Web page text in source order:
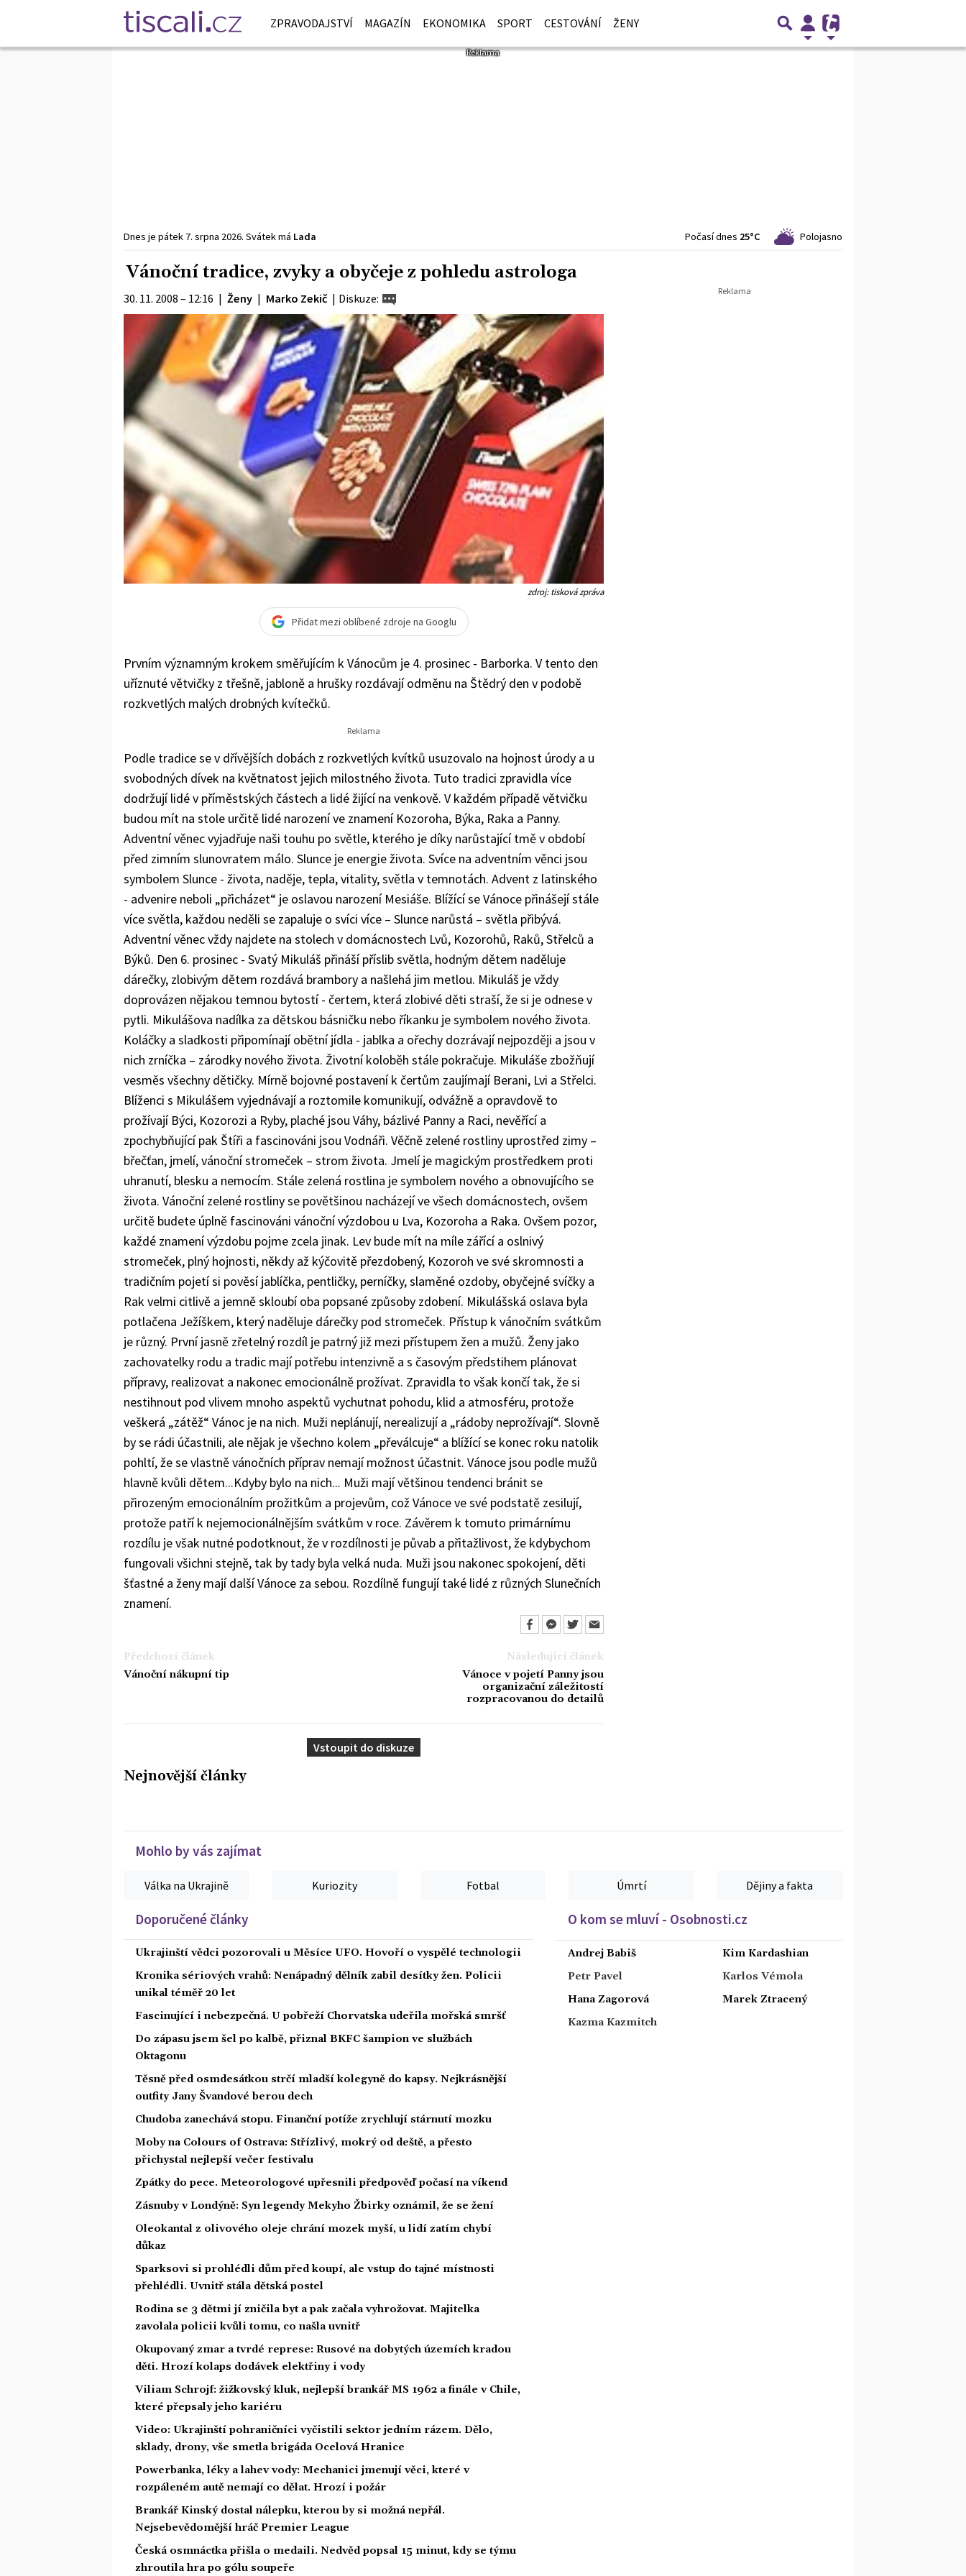
ZPRAVODAJSTVÍ MAGAZÍN EKONOMIKA SPORT CESTOVÁNÍ ŽENY
Dnes je pátek 7. srpna 2026. Svátek má Lada Počasí dnes 25°C Polojasno
Vánoční tradice, zvyky a obyčeje z pohledu astrologa
30. 11. 2008 – 12:16 | Ženy | Marko Zekič | Diskuze:
zdroj: tisková zpráva
Přidat mezi oblíbené zdroje na Googlu
Prvním významným krokem směřujícím k Vánocům je 4. prosinec - Barborka. V tento den
uříznuté větvičky z třešně, jabloně a hrušky rozdávají odměnu na Štědrý den v podobě
rozkvetlých malých drobných kvítečků.
Podle tradice se v dřívějších dobách z rozkvetlých kvítků usuzovalo na hojnost úrody a u
svobodných dívek na květnatost jejich milostného života. Tuto tradici zpravidla více
dodržují lidé v příměstských částech a lidé žijící na venkově. V každém případě větvičku
budou mít na stole určitě lidé narození ve znamení Kozoroha, Býka, Raka a Panny.
Adventní věnec vyjadřuje naši touhu po světle, kterého je díky narůstající tmě v období
před zimním slunovratem málo. Slunce je energie života. Svíce na adventním věnci jsou
symbolem Slunce - života, naděje, tepla, vitality, světla v temnotách. Advent z latinského
- advenire neboli „přicházet“ je oslavou narození Mesiáše. Blížící se Vánoce přinášejí stále
více světla, každou neděli se zapaluje o svíci více – Slunce narůstá – světla přibývá.
Adventní věnec vždy najdete na stolech v domácnostech Lvů, Kozorohů, Raků, Střelců a
Býků. Den 6. prosinec - Svatý Mikuláš přináší příslib světla, hodným dětem naděluje
dárečky, zlobivým dětem rozdává brambory a našlehá jim metlou. Mikuláš je vždy
doprovázen nějakou temnou bytostí - čertem, která zlobivé děti straší, že si je odnese v
pytli. Mikulášova nadílka za dětskou básničku nebo říkanku je symbolem nového života.
Koláčky a sladkosti připomínají obětní jídla - jablka a ořechy dozrávají nejpozději a jsou v
nich zrníčka – zárodky nového života. Životní koloběh stále pokračuje. Mikuláše zbožňují
vesměs všechny dětičky. Mírně bojovné postavení k čertům zaujímají Berani, Lvi a Střelci.
Blíženci s Mikulášem vyjednávají a roztomile komunikují, odvážně a opravdově to
prožívají Býci, Kozorozi a Ryby, plaché jsou Váhy, bázlivé Panny a Raci, nevěřící a
zpochybňující pak Štíři a fascinováni jsou Vodnáři. Věčně zelené rostliny uprostřed zimy –
břečťan, jmelí, vánoční stromeček – strom života. Jmelí je magickým prostředkem proti
uhranutí, blesku a nemocím. Stále zelená rostlina je symbolem nového a obnovujícího se
života. Vánoční zelené rostliny se povětšinou nacházejí ve všech domácnostech, ovšem
určitě budete úplně fascinováni vánoční výzdobou u Lva, Kozoroha a Raka. Ovšem pozor,
každé znamení výzdobu pojme zcela jinak. Lev bude mít na míle zářící a oslnivý
stromeček, plný hojnosti, někdy až kýčovitě přezdobený, Kozoroh ve své skromnosti a
tradičním pojetí si pověsí jablíčka, pentličky, perníčky, slaměné ozdoby, obyčejné svíčky a
Rak velmi citlivě a jemně skloubí oba popsané způsoby zdobení. Mikulášská oslava byla
potlačena Ježíškem, který naděluje dárečky pod stromeček. Přístup k vánočním svátkům
je různý. První jasně zřetelný rozdíl je patrný již mezi přístupem žen a mužů. Ženy jako
zachovatelky rodu a tradic mají potřebu intenzivně a s časovým předstihem plánovat
přípravy, realizovat a nakonec emocionálně prožívat. Zpravidla to však končí tak, že si
nestihnout pod vlivem mnoho aspektů vychutnat pohodu, klid a atmosféru, protože
veškerá „zátěž“ Vánoc je na nich. Muži neplánují, nerealizují a „rádoby neprožívají“. Slovně
by se rádi účastnili, ale nějak je všechno kolem „převálcuje“ a blížící se konec roku natolik
pohltí, že se vlastně vánočních příprav nemají možnost účastnit. Vánoce jsou podle mužů
hlavně kvůli dětem...Kdyby bylo na nich... Muži mají většinou tendenci bránit se
přirozeným emocionálním prožitkům a projevům, což Vánoce ve své podstatě zesilují,
protože patří k nejemocionálnějším svátkům v roce. Závěrem k tomuto primárnímu
rozdílu je však nutné podotknout, že v rozdílnosti je půvab a přitažlivost, že kdybychom
fungovali všichni stejně, tak by tady byla velká nuda. Muži jsou nakonec spokojení, děti
šťastné a ženy mají další Vánoce za sebou. Rozdílně fungují také lidé z různých Slunečních
znamení.
Předchozí článek
Vánoční nákupní tip
Následující článek
Vánoce v pojetí Panny jsou
organizační záležitostí
rozpracovanou do detailů
Vstoupit do diskuze
Nejnovější články
Mohlo by vás zajímat
Válka na Ukrajině Kuriozity Fotbal Úmrtí Dějiny a fakta
Doporučené články
Ukrajinští vědci pozorovali u Měsíce UFO. Hovoří o vyspělé technologii
Kronika sériových vrahů: Nenápadný dělník zabil desítky žen. Policii
unikal téměř 20 let
Fascinující i nebezpečná. U pobřeží Chorvatska udeřila mořská smršť
Do zápasu jsem šel po kalbě, přiznal BKFC šampion ve službách
Oktagonu
Těsně před osmdesátkou strčí mladší kolegyně do kapsy. Nejkrásnější
outfity Jany Švandové berou dech
Chudoba zanechává stopu. Finanční potíže zrychlují stárnutí mozku
Moby na Colours of Ostrava: Střízlivý, mokrý od deště, a přesto
přichystal nejlepší večer festivalu
Zpátky do pece. Meteorologové upřesnili předpověď počasí na víkend
Zásnuby v Londýně: Syn legendy Mekyho Žbirky oznámil, že se žení
Oleokantal z olivového oleje chrání mozek myší, u lidí zatím chybí
důkaz
Sparksovi si prohlédli dům před koupí, ale vstup do tajné místnosti
přehlédli. Uvnitř stála dětská postel
Rodina se 3 dětmi jí zničila byt a pak začala vyhrožovat. Majitelka
zavolala policii kvůli tomu, co našla uvnitř
Okupovaný zmar a tvrdé represe: Rusové na dobytých územích kradou
děti. Hrozí kolaps dodávek elektřiny i vody
Viliam Schrojf: žižkovský kluk, nejlepší brankář MS 1962 a finále v Chile,
které přepsaly jeho kariéru
Video: Ukrajinští pohraničníci vyčistili sektor jedním rázem. Dělo,
sklady, drony, vše smetla brigáda Ocelová Hranice
Powerbanka, léky a lahev vody: Mechanici jmenují věci, které v
rozpáleném autě nemají co dělat. Hrozí i požár
Brankář Kinský dostal nálepku, kterou by si možná nepřál.
Nejsebevědomější hráč Premier League
Česká osmnáctka přišla o medaili. Nedvěd popsal 15 minut, kdy se týmu
zhroutila hra po gólu soupeře
O kom se mluví - Osobnosti.cz
Andrej Babiš
Petr Pavel
Hana Zagorová
Kazma Kazmitch
Kim Kardashian
Karlos Vémola
Marek Ztracený